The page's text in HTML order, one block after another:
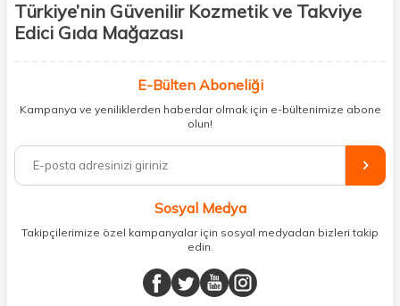
Türkiye’nin Güvenilir Kozmetik ve Takviye
Edici Gıda Mağazası
kişisel bakım hem de takviye edici gıda ürünlerini sizlerle
buluşturuyoruz. Artık mağaza mağaza dolaşmanıza gerek yok;
ihtiyacınız olan her şeyi tek bir çatı altında topluyor ve kapınıza kadar
%100 orijinal kozmetik ve sağlık ürünleriyle güzelliğinizi tamamlayabilir,
vücudunuzu desteklemek için güvenilir takviye edici gıdalara
minerallere kadar binlerce ürünü uygun fiyat ve hızlı kargo avantajıyla
sunuyoruz.
buluşturuyor ve online alışveriş deneyiminizi en iyi hale getiriyoruz.
Sağlık, güzellik ve iyi yaşam için aradığınız her şey burada!
E-Bülten Aboneliği
Kampanya ve yeniliklerden haberdar olmak için e-bültenimize abone
olun!
Sosyal Medya
Takipçilerimize özel kampanyalar için sosyal medyadan bizleri takip
edin.